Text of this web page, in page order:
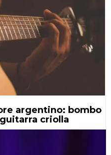
argentino: bombo
criolla